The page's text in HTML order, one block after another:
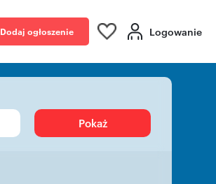
Dodaj ogłoszenie Logowanie
Pokaż